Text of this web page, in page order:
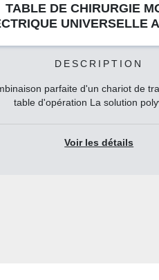
TABLE DE
HYDRAULIQUE
La combinaison parfaite d'un
table d'opération •
Voir les